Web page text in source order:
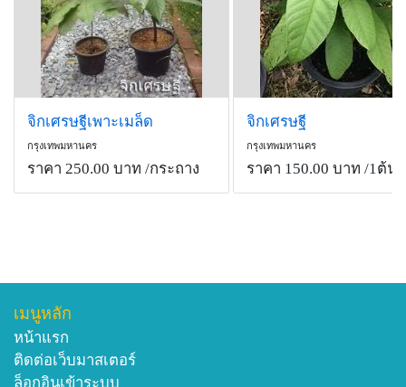
จิกเศรษฐีเพาะเมล็ด
กรุงเทพมหานคร
ราคา 250.00 บาท /กระถาง
จิกเศรษฐี
กรุงเทพมหานคร
ราคา 150.00 บาท /1ต้น
เมนูหลัก
หน้าแรก
ติดต่อเว็บมาสเตอร์
ล็อกอินเข้าระบบ